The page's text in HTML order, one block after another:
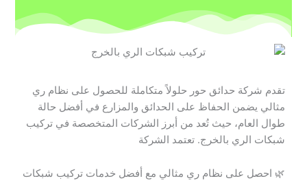
تقدم شركة حدائق حور حلولاً متكاملة للحصول على نظام ري
مثالي يضمن الحفاظ على الحدائق والمزارع في أفضل حالة
طوال العام، حيث تُعد من أبرز الشركات المتخصصة في تركيب
شبكات الري بالخرج. تعتمد الشركة
🌿 احصل على نظام ري مثالي مع أفضل خدمات تركيب شبكات